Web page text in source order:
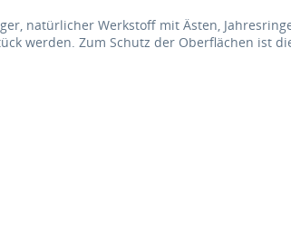
natürlicher Werkstoff mit Ästen,
werden. Zum Schutz der Oberflächen ist